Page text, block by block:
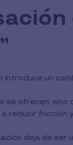
introduce un
se ofrecen, sino
a reducir fricción
deja de